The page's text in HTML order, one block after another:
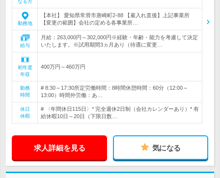
なる方
勤務地
【本社】 愛知県常滑市唐崎町2-88 【雇入れ直後】上記事業所
【変更の範囲】会社の定める各事業所…
給与
月給：263,000円～302,000円※経験・年齢・能力を考慮して決定
いたします。※試用期間3ヵ月あり（待遇に変更…
初年度
年収
400万円～460万円
勤務
時間
# 8:30～17:30所定労働時間：8時間休憩時間：60分（12:00～
13:00）時間外労働：あ…
休日
休暇
# 〈年間休日115日〉* 完全週休2日制（会社カレンダーあり）* 有
給休暇10日～20日（下限日数…
求人詳細を見る 気になる